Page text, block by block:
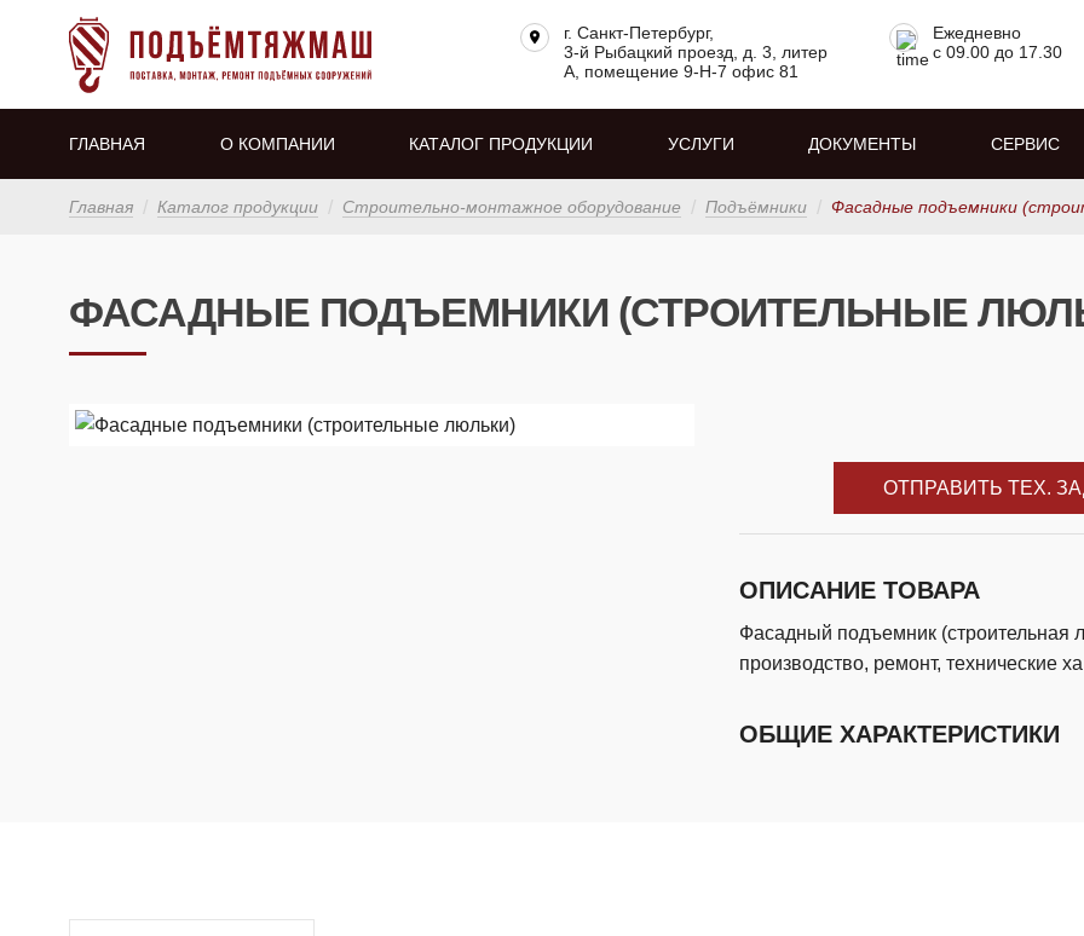
г. Санкт-Петербург,
3-й Рыбацкий проезд, д. 3, литер
А, помещение 9-Н-7 офис 81
Ежедневно
с 09.00 до 17.30
ГЛАВНАЯ О КОМПАНИИ КАТАЛОГ ПРОДУКЦИИ УСЛУГИ ДОКУМЕНТЫ СЕРВИС
Главная Каталог продукции Строительно-монтажное оборудование Подъёмники Фасадные подъемники
ФАСАДНЫЕ ПОДЪЕМНИКИ (СТРОИТЕЛЬНЫЕ
ОТПРАВИТЬ ТЕХ.
ОПИСАНИЕ ТОВАРА
Фасадный подъемник (строительная
производство, ремонт, технические
ОБЩИЕ ХАРАКТЕРИСТИКИ